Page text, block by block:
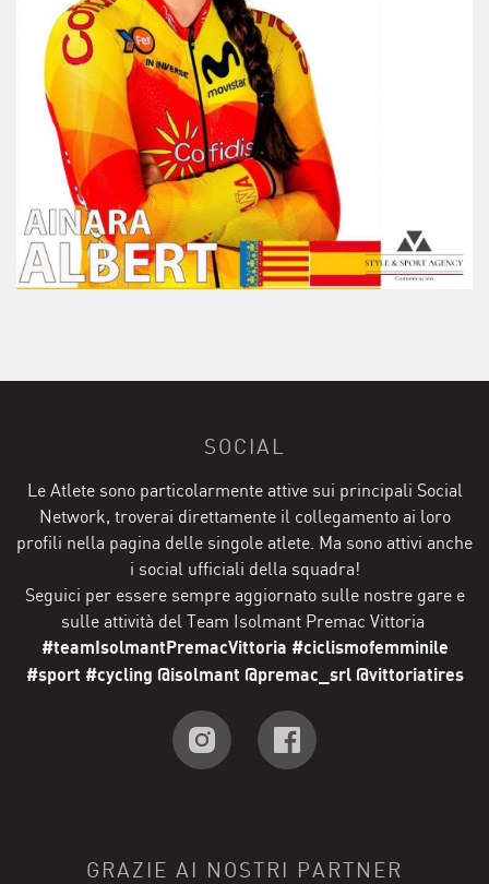
SOCIAL
Le Atlete sono particolarmente attive sui principali Social
Network, troverai direttamente il collegamento ai loro
profili nella pagina delle singole atlete. Ma sono attivi anche
i social ufficiali della squadra!
Seguici per essere sempre aggiornato sulle nostre gare e
sulle attività del Team Isolmant Premac Vittoria
#teamIsolmantPremacVittoria #ciclismofemminile
#sport #cycling @isolmant @premac_srl @vittoriatires
GRAZIE AI NOSTRI PARTNER